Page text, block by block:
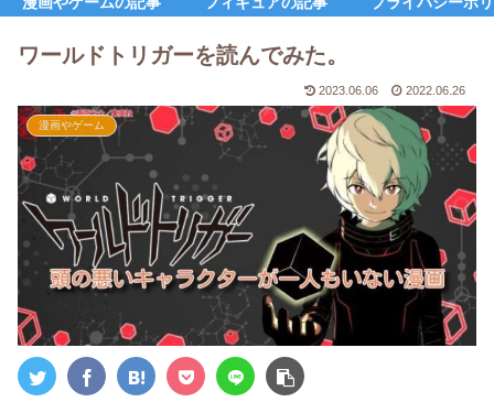
ワールドトリガーを読んでみた。
2023.06.06 2022.06.26
漫画やゲーム